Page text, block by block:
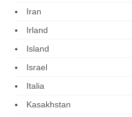
Iran
Irland
Island
Israel
Italia
Kasakhstan